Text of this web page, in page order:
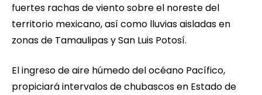
fuertes rachas de viento sobre el noreste del
territorio mexicano, así como lluvias aisladas en
zonas de Tamaulipas y San Luis Potosí.
El ingreso de aire húmedo del océano Pacífico,
propiciará intervalos de chubascos en Estado de